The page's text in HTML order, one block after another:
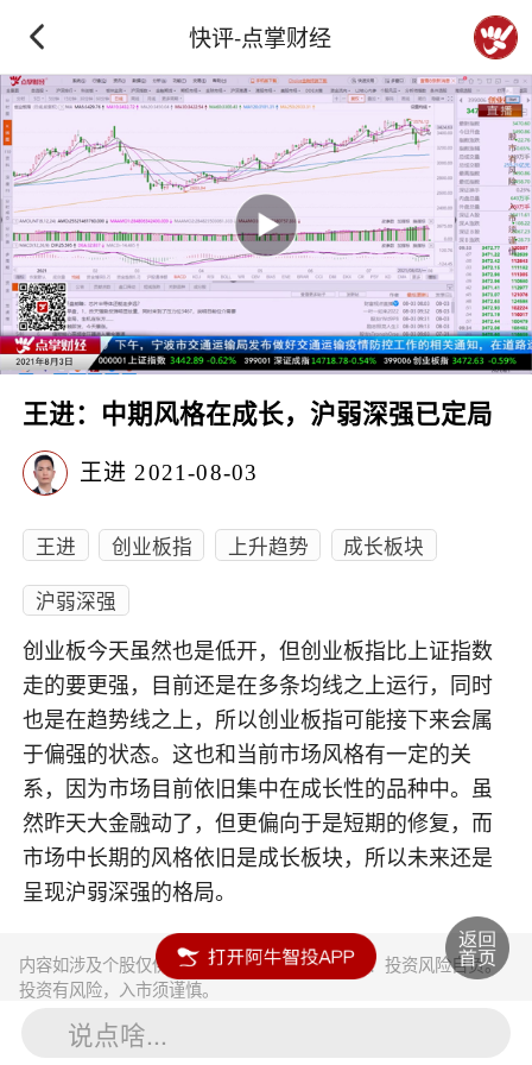
快评-点掌财经
王进：中期风格在成长，沪弱深强已定局
王进 2021-08-03
王进 创业板指 上升趋势
成长板块
沪弱深强
创业板今天虽然也是低开，但创业板指比上证指数
走的要更强，目前还是在多条均线之上运行，同时
也是在趋势线之上，所以创业板指可能接下来会属
于偏强的状态。这也和当前市场风格有一定的关
系，因为市场目前依旧集中在成长性的品种中。虽
然昨天大金融动了，但更偏向于是短期的修复，而
市场中长期的风格依旧是成长板块，所以未来还是
呈现沪弱深强的格局。
内容如涉及个股仅供参考，不构成任何投资建议！投资风险自负。
投资有风险，入市须谨慎。
说点啥...